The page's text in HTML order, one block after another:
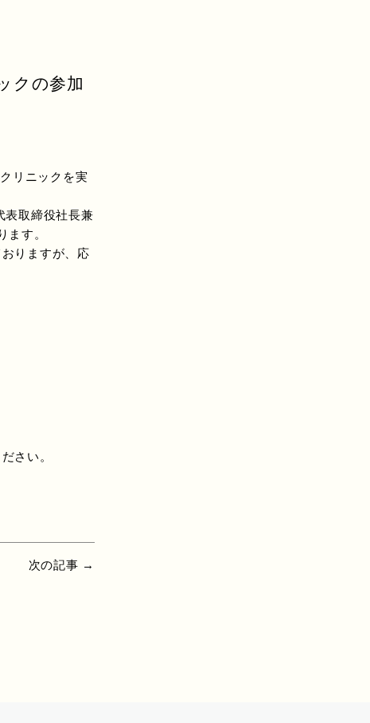
クの参加
リニックを実
表取締役社長兼
す。
りますが、応
さい。
次の記事 →